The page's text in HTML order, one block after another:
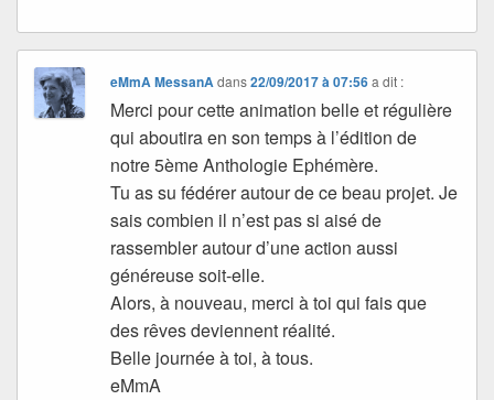
eMmA MessanAdans22/09/2017 à 07:56 a dit :
Merci pour cette animation belle et régulière
qui aboutira en son temps à l’édition de
notre 5ème Anthologie Ephémère.
Tu as su fédérer autour de ce beau projet. Je
sais combien il n’est pas si aisé de
rassembler autour d’une action aussi
généreuse soit-elle.
Alors, à nouveau, merci à toi qui fais que
des rêves deviennent réalité.
Belle journée à toi, à tous.
eMmA